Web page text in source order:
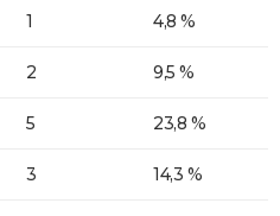
1 4,8 %
2 9,5 %
5 23,8 %
3 14,3 %